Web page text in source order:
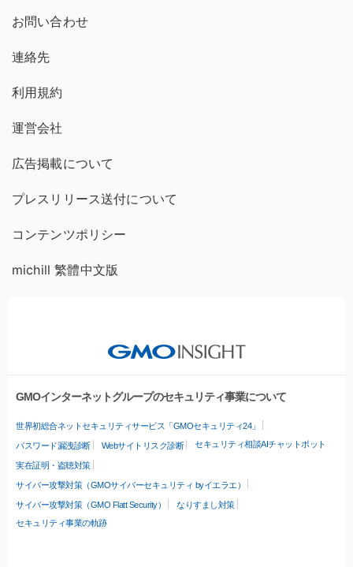
お問い合わせ
連絡先
利用規約
運営会社
広告掲載について
プレスリリース送付について
コンテンツポリシー
michill 繁體中文版
GMOインターネットグループのセキュリティ事業について
世界初総合ネットセキュリティサービス「GMOセキュリティ24」
パスワード漏洩診断 Webサイトリスク診断 セキュリティ相談AIチャットボット
実在証明・盗聴対策
サイバー攻撃対策（GMOサイバーセキュリティ byイエラエ）
サイバー攻撃対策（GMO Flatt Security）
なりすまし対策
セキュリティ事業の軌跡